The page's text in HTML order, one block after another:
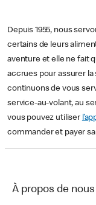
Depuis 1955, nous
certains de leurs
aventure et elle ne fait
accrues pour assurer
continuons de vous
service-au-volant, au
vous pouvez utiliser
commander et payer
À propos de nous